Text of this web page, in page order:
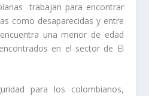
trabajan para encontrar
como desaparecidas y entre
una menor de edad
en el sector de El
para los colombianos,